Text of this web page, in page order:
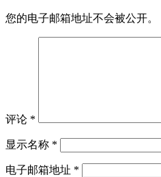
您的电子邮箱地址不会被公开。
评论 *
显示名称 *
电子邮箱地址 *